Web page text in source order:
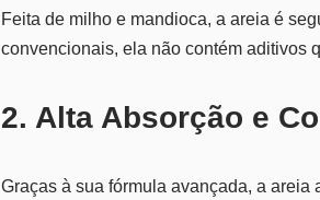
Feita de milho e mandioca, a areia é
convencionais, ela não contém aditivos
2. Alta Absorção e
Graças à sua fórmula avançada, a